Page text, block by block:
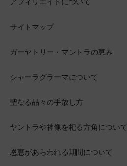
サイトマップ
ガーヤトリー・マントラの恵み
シャーラグラーマについて
聖なる品々の手放し方
ヤントラや神像を祀る方角について
恩恵があらわれる期間について